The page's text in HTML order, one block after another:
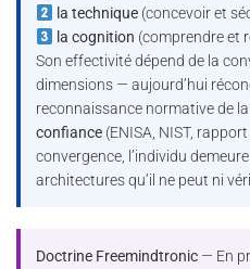
la technique (concevoir et
la cognition (comprendre et
Son effectivité dépend de la
dimensions — aujourd’hui
reconnaissance normative de la
confiance (ENISA, NIST,
convergence, l’individu
architectures qu’il ne peut ni
Doctrine Freemindtronic — En